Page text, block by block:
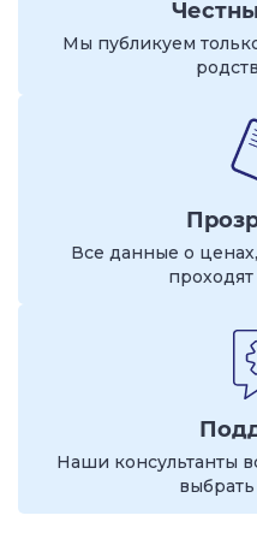
Мы публикуем
Все данные о
Наши консультанты